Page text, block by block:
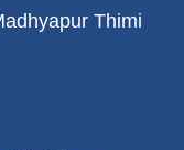
Thimi